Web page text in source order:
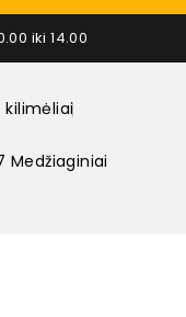
iki 14.00
Medžiaginiai